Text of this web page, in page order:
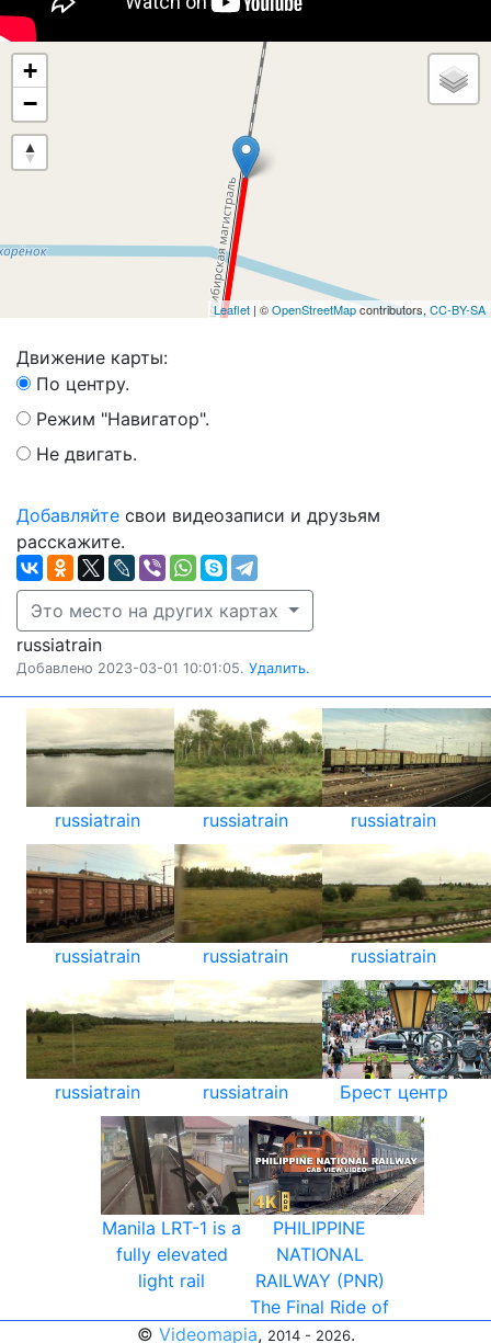
+
−
Leaflet | ©OpenStreetMapcontributors, CC-BY-SA
Движение карты:
По центру.
Режим "Навигатор".
Не двигать.
Добавляйте свои видеозаписи и друзьям
расскажите.
Это место на других картах
russiatrain
Добавлено 2023-03-01 10:01:05. Удалить.
russiatrain russiatrain russiatrain
russiatrain russiatrain russiatrain
russiatrain russiatrain Брест центр
Manila LRT-1 is a
fully elevated
light rail
PHILIPPINE
NATIONAL
RAILWAY (PNR)
The Final Ride of
© Videomapia, 2014 - 2026.